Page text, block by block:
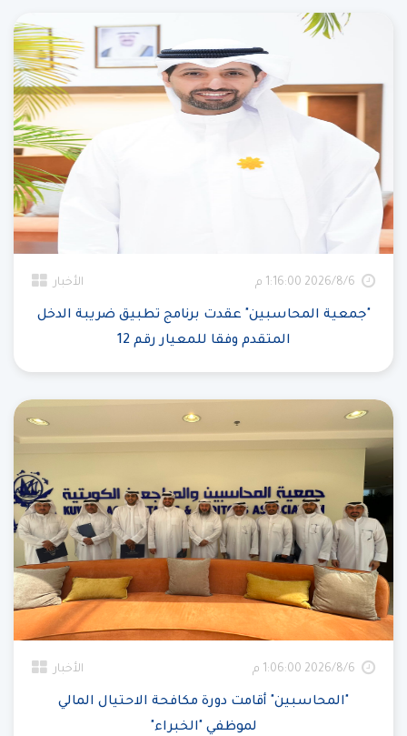
6‏‏/8‏‏/2026 1:16:00 م الأخبار
"جمعية المحاسبين" عقدت برنامج تطبيق ضريبة الدخل
المتقدم وفقا للمعيار رقم 12
6‏‏/8‏‏/2026 1:06:00 م الأخبار
"المحاسبين" أقامت دورة مكافحة الاحتيال المالي
لموظفي "الخبراء"